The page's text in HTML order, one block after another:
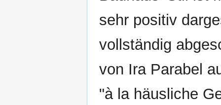
sehr positiv
vollständig
von Ira Parabel
"à la häusliche